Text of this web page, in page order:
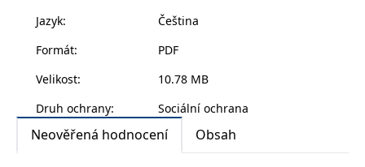
Kniha má bohatou obrazovou dokumentaci a je
určena nejen mladým lékařům, ale i zkušeným
chirurgům, traumatologům, ortopedům,
neurochirurgům, plastickým chirurgům, dále
rehabilitačním pracovníkům.
Jazyk:
Čeština
Formát:
PDF
Velikost:
10.78 MB
Druh ochrany: Sociální ochrana
Neověřená hodnocení Obsah